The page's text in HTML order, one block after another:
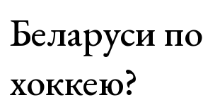
Беларуси по
хоккею?